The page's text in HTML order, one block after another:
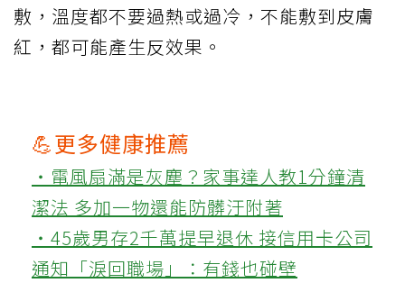
敷，溫度都不要過熱或過冷，不能敷到皮膚
紅，都可能產生反效果。
💪更多健康推薦
‧電風扇滿是灰塵？家事達人教1分鐘清
潔法 多加一物還能防髒汙附著
‧45歲男存2千萬提早退休 接信用卡公司
通知「淚回職場」：有錢也碰壁